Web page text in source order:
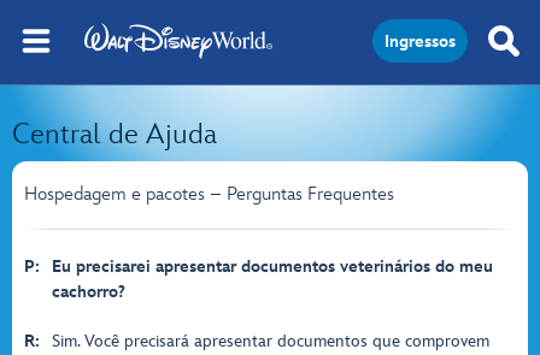
Ingressos
Central de Ajuda
Hospedagem e pacotes – Perguntas Frequentes
P:
Eu precisarei apresentar documentos veterinários do meu
cachorro?
R:
Sim. Você precisará apresentar documentos que comprovem